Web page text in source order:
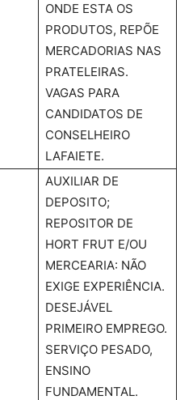
ONDE ESTA OS
PRODUTOS, REPÕE
MERCADORIAS NAS
PRATELEIRAS.
VAGAS PARA
CANDIDATOS DE
CONSELHEIRO
LAFAIETE.
AUXILIAR DE
DEPOSITO;
REPOSITOR DE
HORT FRUT E/OU
MERCEARIA: NÃO
EXIGE EXPERIÊNCIA.
DESEJÁVEL
PRIMEIRO EMPREGO.
SERVIÇO PESADO,
ENSINO
FUNDAMENTAL.